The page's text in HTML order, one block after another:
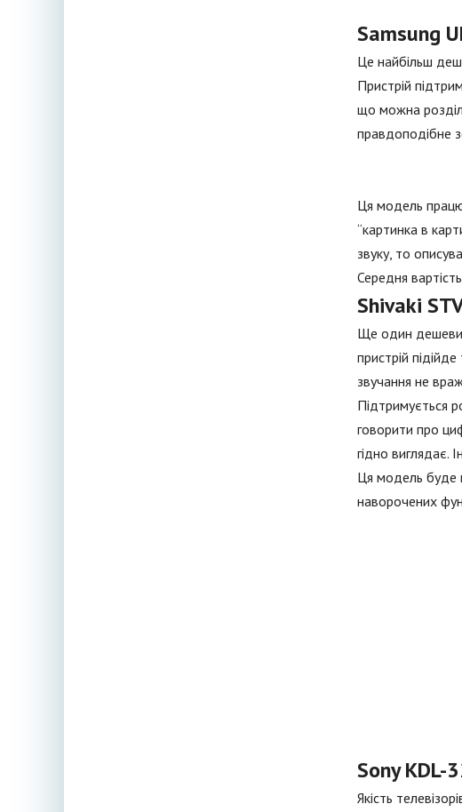
Samsung
Це найбільш
Пристрій
що можна
правдоподібне
Ця модель
“картинка в
звуку, то
Середня
Shivaki
Ще один
пристрій
звучання не
Підтримується
говорити про
гідно виглядає.
Ця модель буде
наворочених
Sony KDL-
Якість